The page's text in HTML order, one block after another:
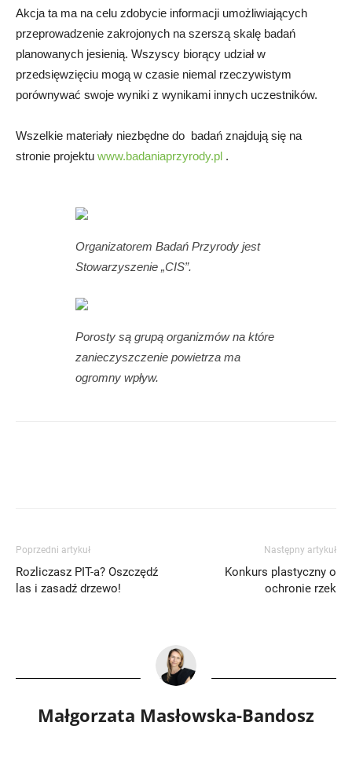
Akcja ta ma na celu zdobycie informacji umożliwiających
przeprowadzenie zakrojonych na szerszą skalę badań
planowanych jesienią. Wszyscy biorący udział w
przedsięwzięciu mogą w czasie niemal rzeczywistym
porównywać swoje wyniki z wynikami innych uczestników.
Wszelkie materiały niezbędne do badań znajdują się na
stronie projektu www.badaniaprzyrody.pl .
Organizatorem Badań Przyrody jest
Stowarzyszenie „CIS”.
Porosty są grupą organizmów na które
zanieczyszczenie powietrza ma
ogromny wpływ.
Poprzedni artykuł
Rozliczasz PIT-a? Oszczędź
las i zasadź drzewo!
Następny artykuł
Konkurs plastyczny o
ochronie rzek
Małgorzata Masłowska-Bandosz